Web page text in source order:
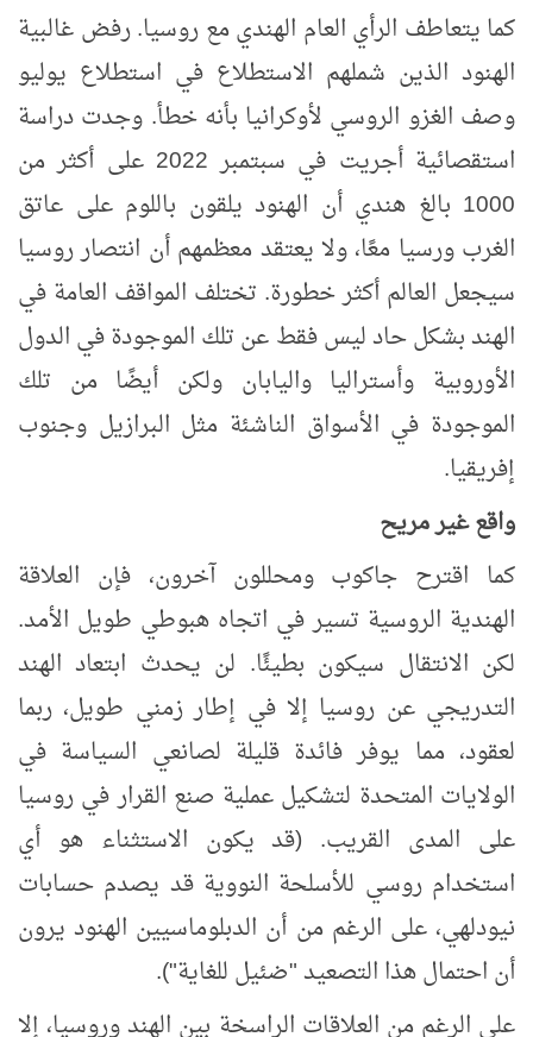
كما يتعاطف الرأي العام الهندي مع روسيا. رفض غالبية
الهنود الذين شملهم الاستطلاع في استطلاع يوليو
وصف الغزو الروسي لأوكرانيا بأنه خطأ. وجدت دراسة
استقصائية أجريت في سبتمبر 2022 على أكثر من
1000 بالغ هندي أن الهنود يلقون باللوم على عاتق
الغرب ورسيا معًا، ولا يعتقد معظمهم أن انتصار روسيا
سيجعل العالم أكثر خطورة. تختلف المواقف العامة في
الهند بشكل حاد ليس فقط عن تلك الموجودة في الدول
الأوروبية وأستراليا واليابان ولكن أيضًا من تلك
الموجودة في الأسواق الناشئة مثل البرازيل وجنوب
إفريقيا.
واقع غير مريح
كما اقترح جاكوب ومحللون آخرون، فإن العلاقة
الهندية الروسية تسير في اتجاه هبوطي طويل الأمد.
لكن الانتقال سيكون بطيئًا. لن يحدث ابتعاد الهند
التدريجي عن روسيا إلا في إطار زمني طويل، ربما
لعقود، مما يوفر فائدة قليلة لصانعي السياسة في
الولايات المتحدة لتشكيل عملية صنع القرار في روسيا
على المدى القريب. (قد يكون الاستثناء هو أي
استخدام روسي للأسلحة النووية قد يصدم حسابات
نيودلهي، على الرغم من أن الدبلوماسيين الهنود يرون
أن احتمال هذا التصعيد "ضئيل للغاية").
على الرغم من العلاقات الراسخة بين الهند وروسيا، إلا